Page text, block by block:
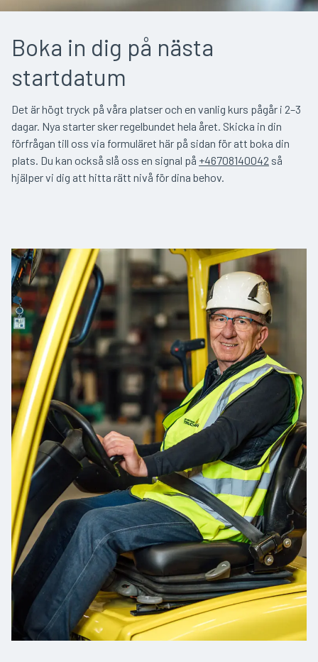
Boka in dig på nästa
startdatum
Det är högt tryck på våra platser och en vanlig kurs pågår i 2–3
dagar. Nya starter sker regelbundet hela året. Skicka in din
förfrågan till oss via formuläret här på sidan för att boka din
plats. Du kan också slå oss en signal på +46708140042 så
hjälper vi dig att hitta rätt nivå för dina behov.